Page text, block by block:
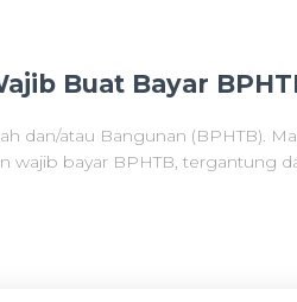
Buat Bayar
atau Bangunan (BPHTB).
bayar BPHTB, tergantung